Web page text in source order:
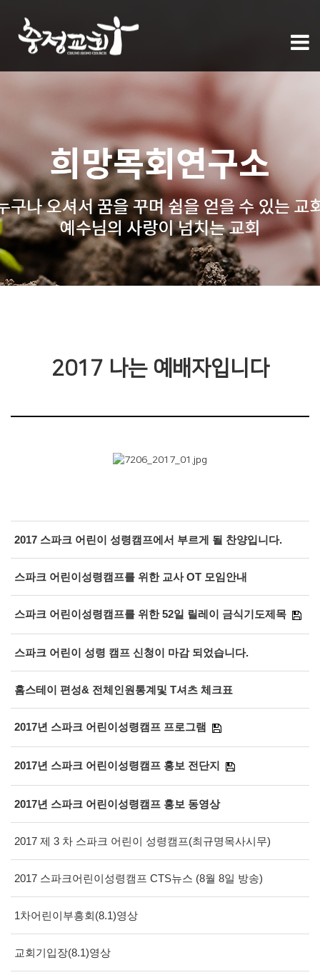
2017 나는 예배자입니다
2017 스파크 어린이 성령캠프에서 부르게 될 찬양입니다.
스파크 어린이성령캠프를 위한 교사 OT 모임안내
스파크 어린이성령캠프를 위한 52일 릴레이 금식기도제목
스파크 어린이 성령 캠프 신청이 마감 되었습니다.
홈스테이 편성& 전체인원통계및 T셔츠 체크표
2017년 스파크 어린이성령캠프 프로그램
2017년 스파크 어린이성령캠프 홍보 전단지
2017년 스파크 어린이성령캠프 홍보 동영상
2017 제 3 차 스파크 어린이 성령캠프(최규명목사시무)
2017 스파크어린이성령캠프 CTS뉴스 (8월 8일 방송)
1차어린이부흥회(8.1)영상
교회기입장(8.1)영상